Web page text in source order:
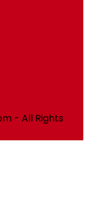
- All Rights